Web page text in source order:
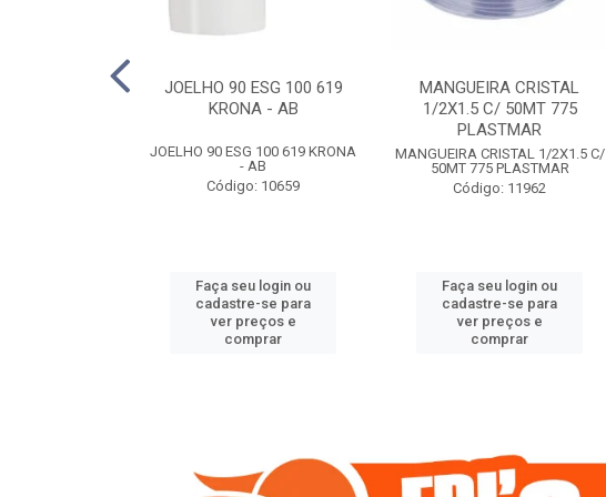
JOELHO 90 ESG 100 619
KRONA - AB
JOELHO 90 ESG 100 619 KRONA
- AB
Código: 10659
Faça seu login ou
cadastre-se para
ver preços e
comprar
MANGUEIRA CRISTAL
1/2X1.5 C/ 50MT 775
PLASTMAR
MANGUEIRA CRISTAL 1/2X1.5 C/
50MT 775 PLASTMAR
Código: 11962
Faça seu login ou
cadastre-se para
ver preços e
comprar